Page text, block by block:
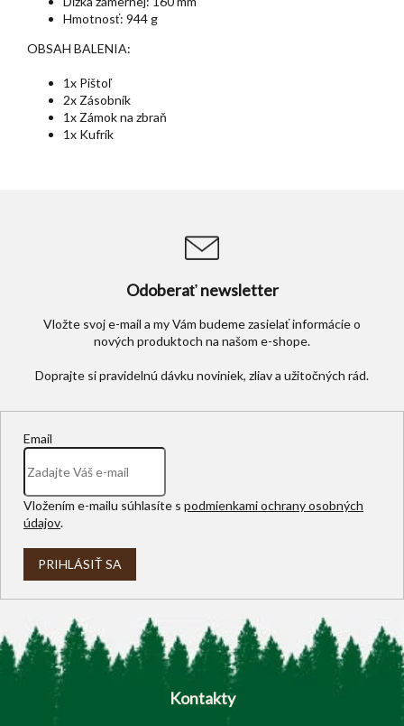
Hmotnosť: 944 g
OBSAH BALENIA:
1x Pištoľ
2x Zásobník
1x Zámok na zbraň
1x Kufrík
Odoberať newsletter
Vložte svoj e-mail a my Vám budeme zasielať informácie o
nových produktoch na našom e-shope.
Email
Vložením e-mailu súhlasíte s podmienkami ochrany osobných
údajov.
PRIHLÁSIŤ SA
Z
Kontakty